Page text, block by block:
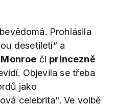
Prohlásila
desetiletí“ a
či princezně
Objevila se třeba
jako
celebrita". Ve volbě